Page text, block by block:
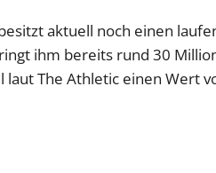
aktuell noch einen
ihm bereits rund 30
laut The Athletic einen Wert